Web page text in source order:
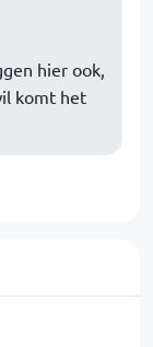
hier ook,
komt het